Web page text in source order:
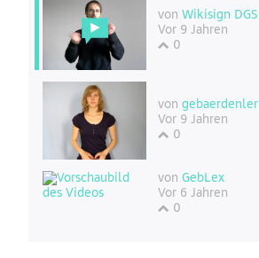
vonWikisign DGS
Vor 9 Jahren
0
von
Vor 9 Jahren
0
vonGebLex
Vor 6 Jahren
0